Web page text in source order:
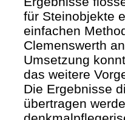
für Steinobjekte
einfachen
Clemenswerth
Umsetzung
das weitere
Die Ergebnisse
übertragen